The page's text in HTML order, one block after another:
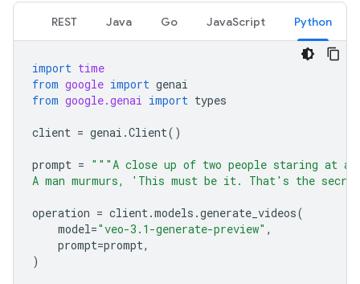
Python
JavaScript
Go
Java
REST
import time
from google import genai
from google.genai import types
client = genai .Client()
prompt = """A close up of two people staring at
A man murmurs, 'This must be it. That's the
operation = client.models .generate_videos(
model="veo-3.1-generate-preview" ,
prompt=prompt,
)